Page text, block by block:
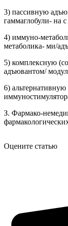
3) пассивную
гаммаглобули- на
4) иммуно-
метаболика- ми/
5) комплексную
адъювантом/
6)
З. Фармако-
Оцените статью